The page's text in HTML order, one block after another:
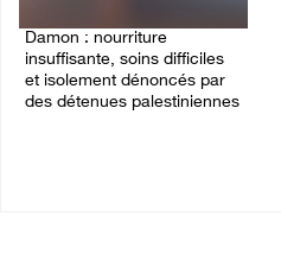
Damon : nourriture
insuffisante, soins difficiles
et isolement dénoncés par
des détenues palestiniennes